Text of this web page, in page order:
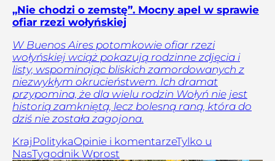
„Nie chodzi o zemstę”. Mocny apel w sprawie
ofiar rzezi wołyńskiej
W Buenos Aires potomkowie ofiar rzezi
wołyńskiej wciąż pokazują rodzinne zdjęcia i
listy, wspominając bliskich zamordowanych z
niezwykłym okrucieństwem. Ich dramat
przypomina, że dla wielu rodzin Wołyń nie jest
historią zamkniętą, lecz bolesną raną, która do
dziś nie została zagojona.
Kraj PolitykaOpinie i komentarzeTylko u
NasTygodnik Wprost